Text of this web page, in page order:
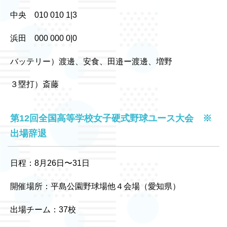
中央 010 010 1|3
浜田 000 000 0|0
バッテリー）渡邊、安食、田邉ー渡邊、増野
３塁打）斎藤
第12回全国高等学校女子硬式野球ユース大会 ※
出場辞退
日程：8月26日〜31日
開催場所：平島公園野球場他４会場（愛知県）
出場チーム：37校